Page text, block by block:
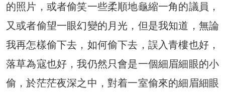
的照片，或者偷笑一些柔順地龜縮一角的議員，
又或者偷望一眼幻變的月光，但是我知道，無論
我再怎樣偷下去，如何偷下去，誤入青樓也好，
落草為寇也好，我仍然只會是一個細眉細眼的小
偷，於茫茫夜深之中，對着一室偷來的細眉細眼